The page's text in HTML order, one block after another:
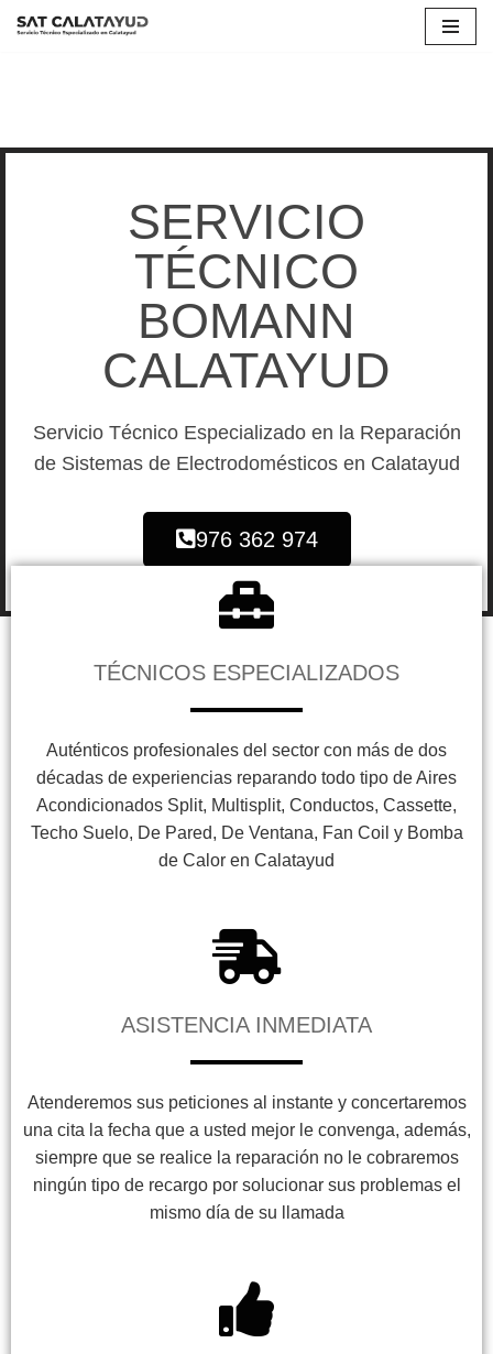
SERVICIO
TÉCNICO
BOMANN
CALATAYUD
Servicio Técnico Especializado en la Reparación
de Sistemas de Electrodomésticos en Calatayud
976 362 974
TÉCNICOS ESPECIALIZADOS
Auténticos profesionales del sector con más de dos
décadas de experiencias reparando todo tipo de Aires
Acondicionados Split, Multisplit, Conductos, Cassette,
Techo Suelo, De Pared, De Ventana, Fan Coil y Bomba
de Calor en Calatayud
ASISTENCIA INMEDIATA
Atenderemos sus peticiones al instante y concertaremos
una cita la fecha que a usted mejor le convenga, además,
siempre que se realice la reparación no le cobraremos
ningún tipo de recargo por solucionar sus problemas el
mismo día de su llamada